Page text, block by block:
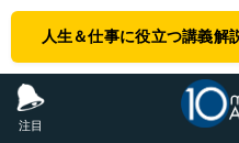
人生＆仕事に役立つ講義解
注目